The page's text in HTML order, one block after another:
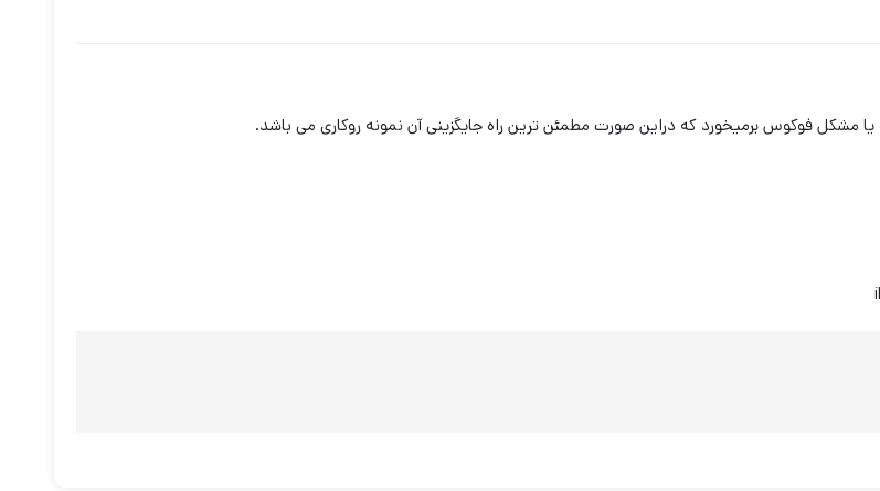
مشکل فوکوس برمیخورد که دراین صورت مطمئن ترین راه جایگزینی آن نمونه روکاری می باشد.